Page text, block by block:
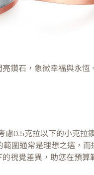
鑽石，象徵幸福與永恆
0.5克拉以下的小克拉
圍通常是理想之選，
視覺差異，助您在預